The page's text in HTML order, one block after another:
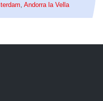
Andorra la Vella